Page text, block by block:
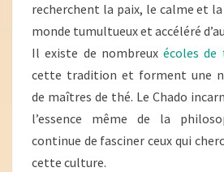
recherchent la paix, le calme et
monde tumultueux et accéléré
Il existe de nombreux écoles de
cette tradition et forment une
de maîtres de thé. Le Chado
l’essence même de la
continue de fasciner ceux qui
cette culture.